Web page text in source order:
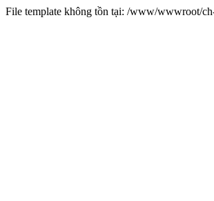
File template không tồn tại: /www/wwwroot/